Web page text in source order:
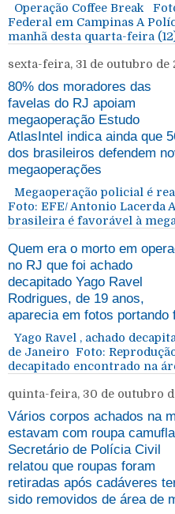
Operação Coffee Break
Federal em Campinas A
manhã desta quarta-feira
sexta-feira, 31 de outubro de
80% dos moradores das
favelas do RJ apoiam
megaoperação Estudo
AtlasIntel indica ainda que
dos brasileiros defendem
megaoperações
Megaoperação policial é
Foto: EFE/ Antonio Lacerda
brasileira é favorável à
Quem era o morto em
no RJ que foi achado
decapitado Yago Ravel
Rodrigues, de 19 anos,
aparecia em fotos portando
Yago Ravel , achado
de Janeiro Foto:
decapitado encontrado na
quinta-feira, 30 de outubro
Vários corpos achados na
estavam com roupa
Secretário de Polícia Civil
relatou que roupas foram
retiradas após cadáveres
sido removidos de área de